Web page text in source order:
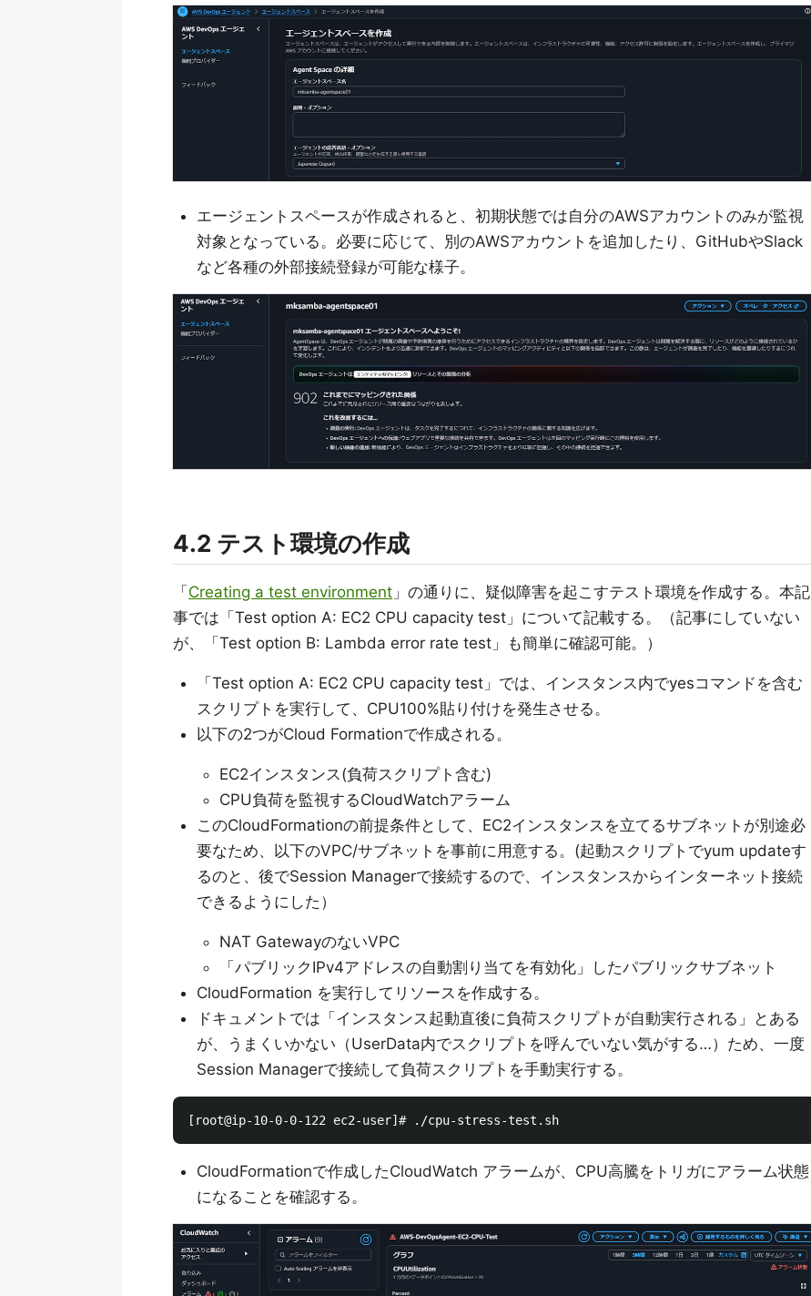
エージェントスペースが作成されると、初期状態では自分のAWSアカウントのみが監視
対象となっている。必要に応じて、別のAWSアカウントを追加したり、GitHubやSlack
など各種の外部接続登録が可能な様子。
4.2 テスト環境の作成
「 Creating a test environment 」の通りに、疑似障害を起こすテスト環境を作成する。本記
事では「Test option A: EC2 CPU capacity test」について記載する。（記事にしていない
が、「Test option B: Lambda error rate test」も簡単に確認可能。）
「Test option A: EC2 CPU capacity test」では、インスタンス内でyesコマンドを含む
スクリプトを実行して、CPU100%貼り付けを発生させる。
以下の2つがCloud Formationで作成される。
EC2インスタンス(負荷スクリプト含む)
CPU負荷を監視するCloudWatchアラーム
このCloudFormationの前提条件として、EC2インスタンスを立てるサブネットが別途必
要なため、以下のVPC/サブネットを事前に用意する。(起動スクリプトでyum updateす
るのと、後でSession Managerで接続するので、インスタンスからインターネット接続
できるようにした）
NAT GatewayのないVPC
「パブリックIPv4アドレスの自動割り当てを有効化」したパブリックサブネット
CloudFormation を実行してリソースを作成する。
ドキュメントでは「インスタンス起動直後に負荷スクリプトが自動実行される」とある
が、うまくいかない（UserData内でスクリプトを呼んでいない気がする…）ため、一度
Session Managerで接続して負荷スクリプトを手動実行する。
CloudFormationで作成したCloudWatch アラームが、CPU高騰をトリガにアラーム状態
になることを確認する。